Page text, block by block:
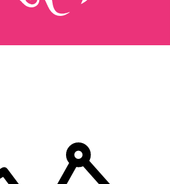
einfach online versenden. Live-
+ flexible Liefer-